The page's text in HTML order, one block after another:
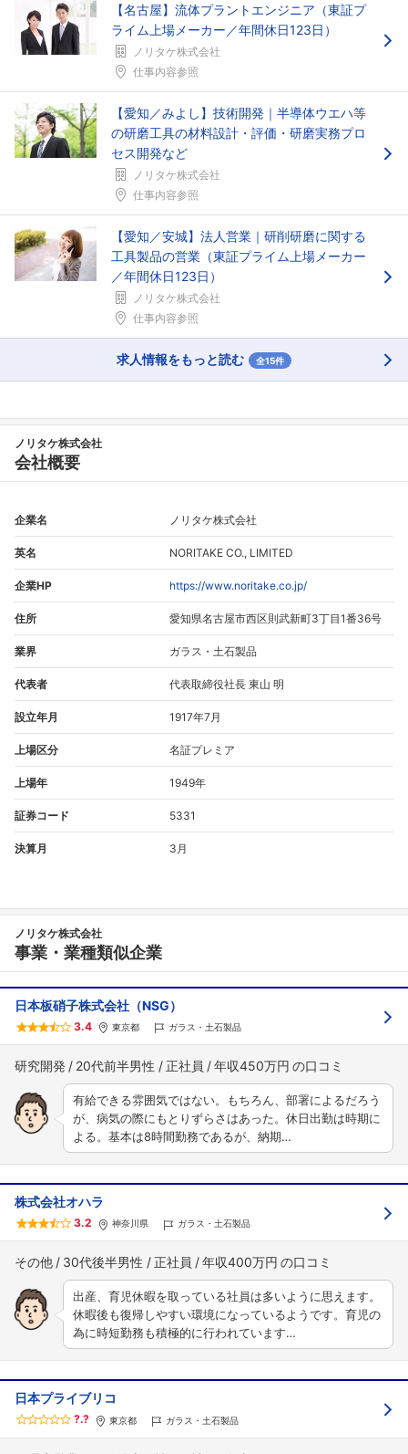
【名古屋】流体プラントエンジニア（東証プ
ライム上場メーカー／年間休日123日）
ノリタケ株式会社
仕事内容参照
【愛知／みよし】技術開発｜半導体ウエハ等
の研磨工具の材料設計・評価・研磨実務プロ
セス開発など
ノリタケ株式会社
仕事内容参照
【愛知／安城】法人営業｜研削研磨に関する
工具製品の営業（東証プライム上場メーカー
／年間休日123日）
ノリタケ株式会社
仕事内容参照
求人情報をもっと読む 全15件
ノリタケ株式会社
会社概要
企業名 ノリタケ株式会社
英名 NORITAKE CO., LIMITED
企業HP https://www.noritake.co.jp/
住所 愛知県名古屋市西区則武新町3丁目1番36号
業界 ガラス・土石製品
代表者 代表取締役社長 東山 明
設立年月 1917年7月
上場区分 名証プレミア
上場年 1949年
証券コード 5331
決算月 3月
ノリタケ株式会社
事業・業種類似企業
日本板硝子株式会社（NSG）
3.4 東京都 ガラス・土石製品
研究開発 20代前半男性 正社員 年収450万円
有給できる雰囲気ではない。もちろん、部署によるだろう
が、病気の際にもとりずらさはあった。休日出勤は時期に
よる。基本は8時間勤務であるが、納期…
株式会社オハラ
3.2 神奈川県 ガラス・土石製品
その他 30代後半男性 正社員 年収400万円
出産、育児休暇を取っている社員は多いように思えます。
休暇後も復帰しやすい環境になっているようです。育児の
為に時短勤務も積極的に行われています…
日本プライブリコ
?.? 東京都 ガラス・土石製品